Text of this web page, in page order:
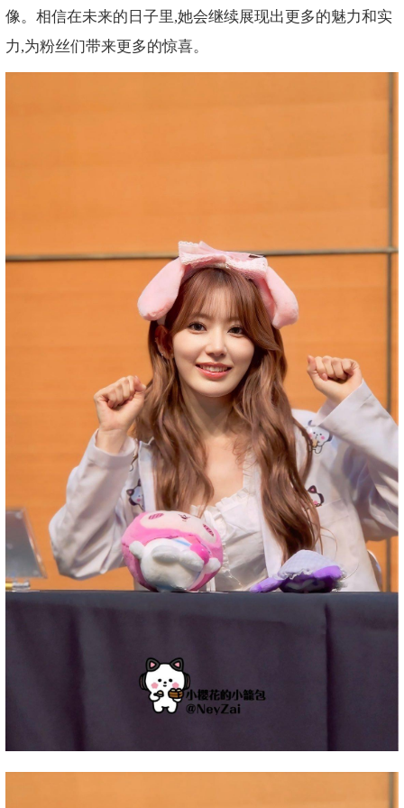
像。相信在未来的日子里,她会继续展现出更多的魅力和实
力,为粉丝们带来更多的惊喜。